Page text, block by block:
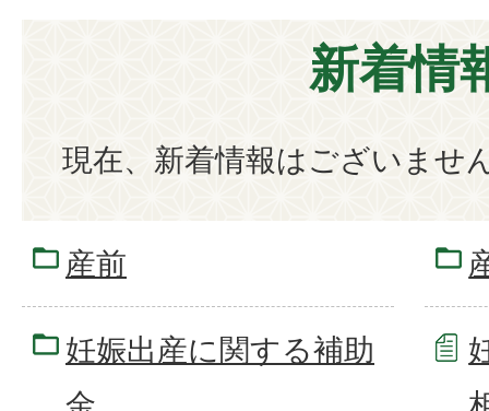
新着情
現在、新着情報はございませ
産前
妊娠出産に関する補助